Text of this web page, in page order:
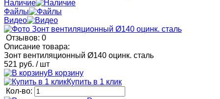
Наличие
Файлы
Видео
Отзывов: 0
Описание товара:
Зонт вентиляционный Ø140 оцинк. сталь
521 руб. / шт
В корзину
Купить в 1 клик
Кол-во: